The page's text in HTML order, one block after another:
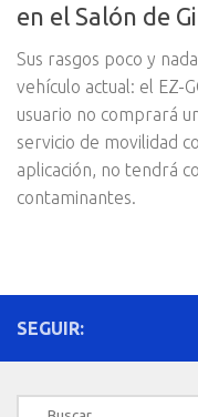
en el Salón de
Sus rasgos poco y
vehículo actual: el EZ-
usuario no comprará
servicio de movilidad
aplicación, no tendrá
contaminantes.
SEGUIR:
Buscar: